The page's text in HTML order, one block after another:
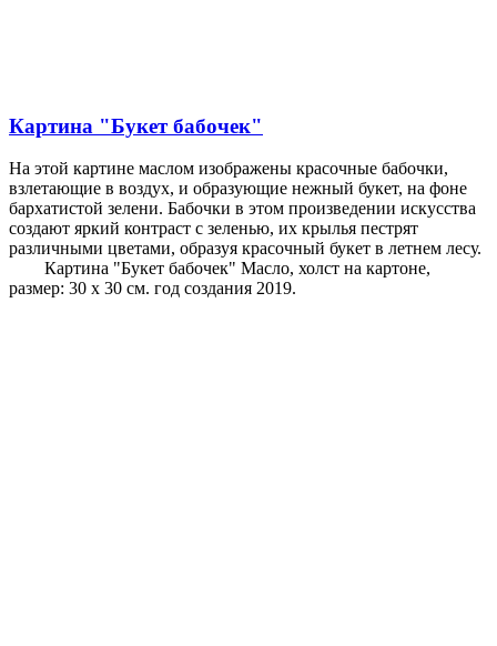
Картина "Букет бабочек"
На этой картине маслом изображены красочные бабочки,
взлетающие в воздух, и образующие нежный букет, на фоне
бархатистой зелени. Бабочки в этом произведении искусства
создают яркий контраст с зеленью, их крылья пестрят
различными цветами, образуя красочный букет в летнем лесу.
Картина "Букет бабочек" Масло, холст на картоне,
размер: 30 х 30 см. год создания 2019.